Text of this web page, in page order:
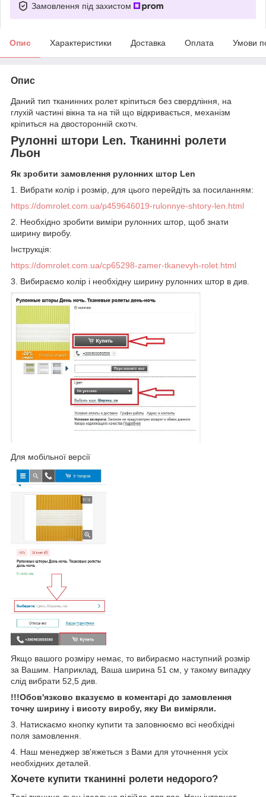
Замовлення під захистом
Опис Характеристики Доставка Оплата Умови
Опис
Даний тип тканинних ролет кріпиться без свердління, на
глухій частині вікна та на тій що відкривається, механізм
кріпиться на двосторонній скотч.
Рулонні штори Len. Тканинні ролети
Льон
Як зробити замовлення рулонних штор Len
1. Вибрати колір і розмір, для цього перейдіть за посиланням:
https://domrolet.com.ua/p459646019-rulonnye-shtory-len.html
2. Необхідно зробити виміри рулонних штор, щоб знати
ширину виробу.
Інструкція:
https://domrolet.com.ua/cp65298-zamer-tkanevyh-rolet.html
3. Вибираємо колір і необхідну ширину рулонних штор в див.
Для мобільної версії
Якщо вашого розміру немає, то вибираємо наступний розмір
за Вашим. Наприклад, Ваша ширина 51 см, у такому випадку
слід вибрати 52,5 див.
!!!Обов'язково вказуємо в коментарі до замовлення
точну ширину і висоту виробу, яку Ви виміряли.
3. Натискаємо кнопку купити та заповнюємо всі необхідні
поля замовлення.
4. Наш менеджер зв'яжеться з Вами для уточнення усіх
необхідних деталей.
Хочете купити тканинні ролети недорого?